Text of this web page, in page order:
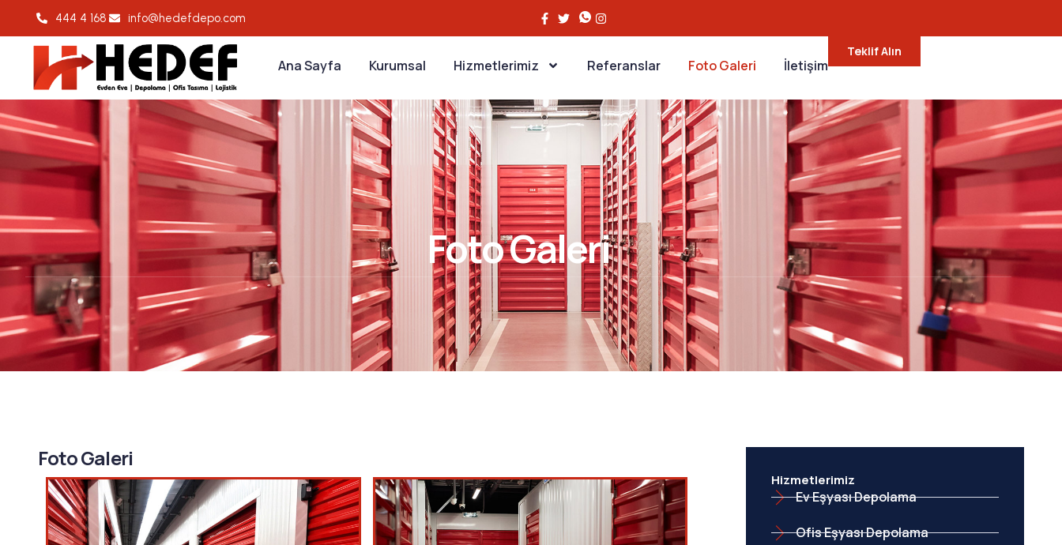
444 4 168 info@hedefdepo.com
Ana Sayfa Kurumsal Hizmetlerimiz Referanslar Foto Galeri İletişim
Teklif Alın
Foto Galeri
Foto Galeri
Hizmetlerimiz
Ev Eşyası Depolama
Ofis Eşyası Depolama